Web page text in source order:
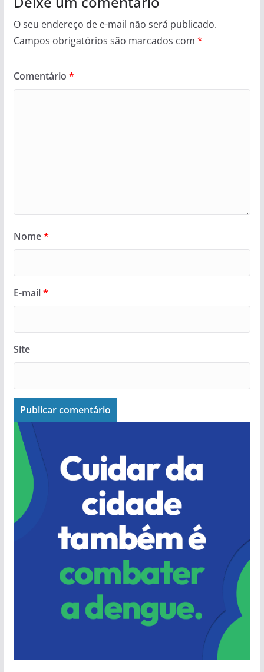
O seu endereço de e-mail não será publicado.
Campos obrigatórios são marcados com *
Comentário *
Nome*
E-mail*
Site